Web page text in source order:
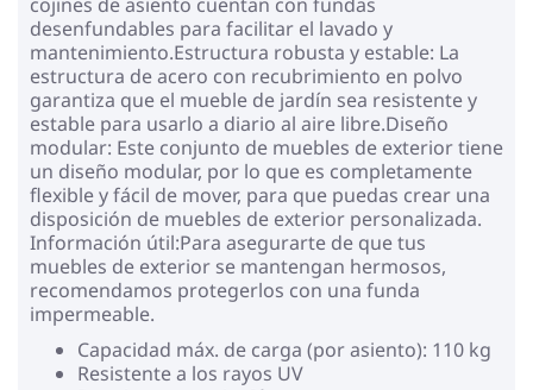
desenfundables para facilitar el lavado y
mantenimiento.Estructura robusta y estable: La
estructura de acero con recubrimiento en polvo
garantiza que el mueble de jardín sea resistente y
estable para usarlo a diario al aire libre.Diseño
modular: Este conjunto de muebles de exterior tiene
un diseño modular, por lo que es completamente
flexible y fácil de mover, para que puedas crear una
disposición de muebles de exterior personalizada.
Información útil:Para asegurarte de que tus
muebles de exterior se mantengan hermosos,
recomendamos protegerlos con una funda
impermeable.
Capacidad máx. de carga (por asiento): 110 kg
Resistente a los rayos UV